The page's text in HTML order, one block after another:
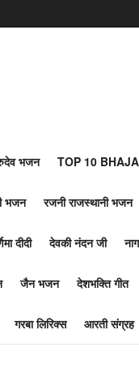
भजन TOP 10
भजन रजनी राजस्थानी भजन
दीदी देवकी नंदन जी
जैन भजन देशभक्ति गीत
गरबा लिरिक्स आरती संग्रह